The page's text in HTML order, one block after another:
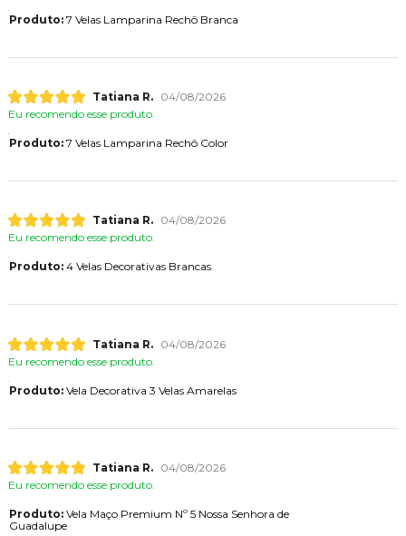
Produto:7 Velas Lamparina Rechô Branca
Tatiana R.
04/08/2026
Eu recomendo esse produto.
Produto:7 Velas Lamparina Rechô Color
Tatiana R.
04/08/2026
Eu recomendo esse produto.
Produto:4 Velas Decorativas Brancas
Tatiana R.
04/08/2026
Eu recomendo esse produto.
Produto:Vela Decorativa 3 Velas Amarelas
Tatiana R.
04/08/2026
Eu recomendo esse produto.
Produto:Vela Maço Premium Nº 5 Nossa Senhora de
Guadalupe